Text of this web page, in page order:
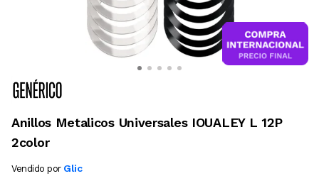
Anillos Metalicos Universales IOUALEY L 12P
2color
Vendido por Glic